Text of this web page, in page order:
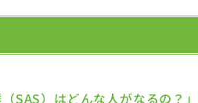
（SAS）はどんな人がなるの？」